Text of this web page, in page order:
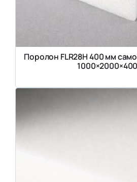
Поролон FLR28H 400 мм